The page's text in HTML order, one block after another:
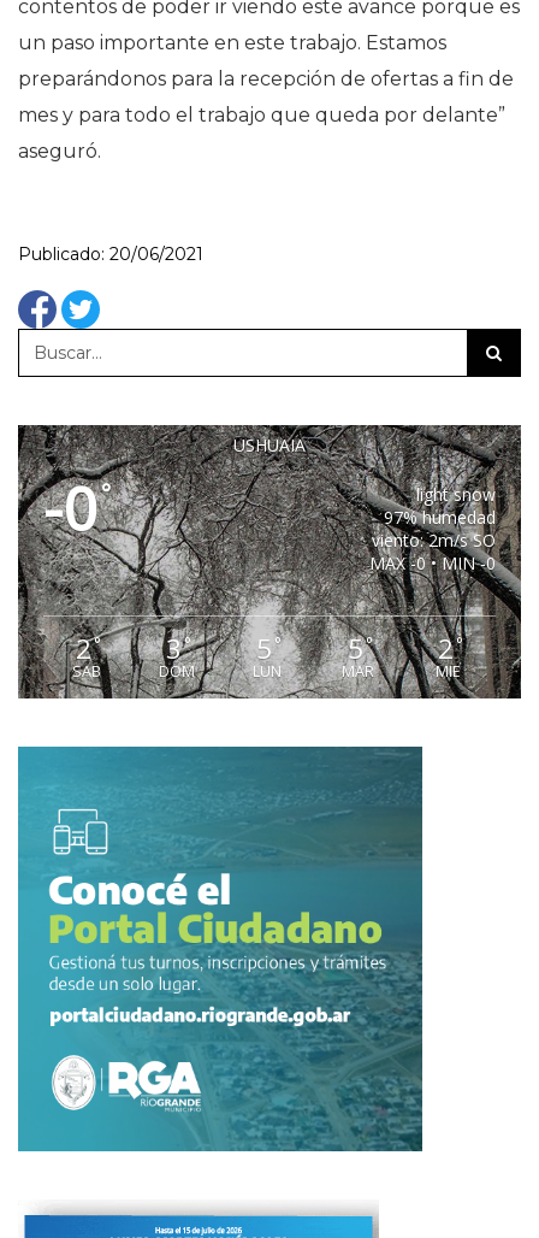
contentos de poder ir viendo este avance porque es
un paso importante en este trabajo. Estamos
preparándonos para la recepción de ofertas a fin de
mes y para todo el trabajo que queda por delante”
aseguró.
Publicado: 20/06/2021
USHUAIA
-0°
light snow
97% humedad
viento: 2m/s SO
MAX -0 • MIN -0
2°
SAB
3°
DOM
5°
LUN
5°
MAR
2°
MIE